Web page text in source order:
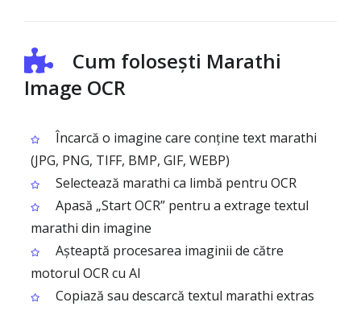
Cum folosești Marathi
Image OCR
Încarcă o imagine care conține text marathi
(JPG, PNG, TIFF, BMP, GIF, WEBP)
Selectează marathi ca limbă pentru OCR
Apasă „Start OCR” pentru a extrage textul
marathi din imagine
Așteaptă procesarea imaginii de către
motorul OCR cu AI
Copiază sau descarcă textul marathi extras